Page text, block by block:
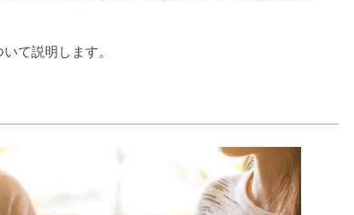
て説明します。